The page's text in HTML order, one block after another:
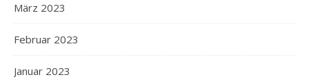
März 2023
Februar 2023
Januar 2023